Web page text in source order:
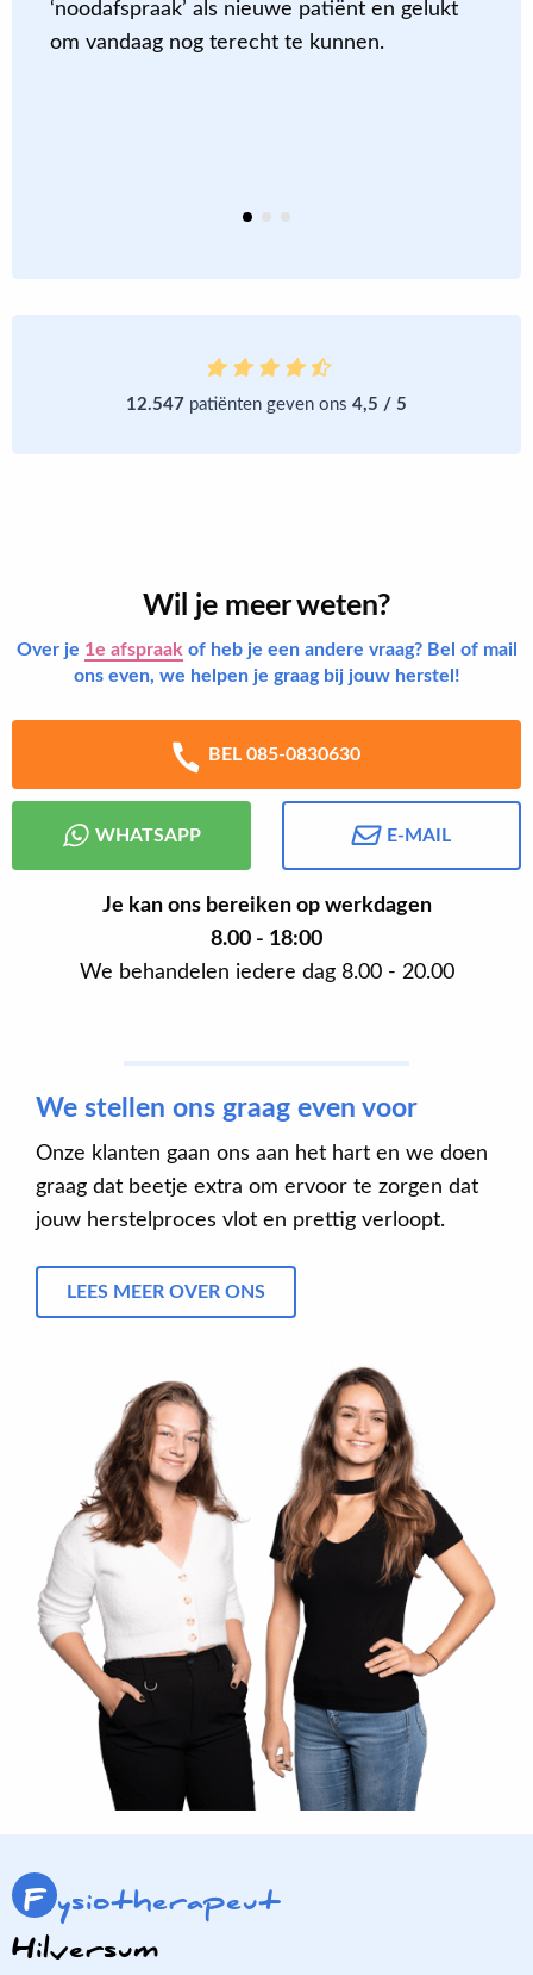
‘noodafspraak’ als nieuwe patiënt en gelukt
om vandaag nog terecht te kunnen.
12.547 patiënten geven ons 4,5 / 5
Wil je meer weten?
Over je 1e afspraak of heb je een andere vraag? Bel of mail
ons even, we helpen je graag bij jouw herstel!
BEL 085-0830630
WHATSAPP E-MAIL
Je kan ons bereiken op werkdagen
8.00 - 18:00
We behandelen iedere dag 8.00 - 20.00
We stellen ons graag even voor
Onze klanten gaan ons aan het hart en we doen
graag dat beetje extra om ervoor te zorgen dat
jouw herstelproces vlot en prettig verloopt.
LEES MEER OVER ONS
F ysiotherapeut
Hilversum